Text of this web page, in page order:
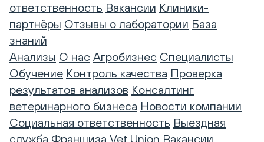
ответственность Вакансии Клиники-
партнёры Отзывы о лаборатории База
знаний
Анализы О нас Агробизнес Специалисты
Обучение Контроль качества Проверка
результатов анализов Консалтинг
ветеринарного бизнеса Новости компании
Социальная ответственность Выездная
служба Франшиза Vet Union Вакансии